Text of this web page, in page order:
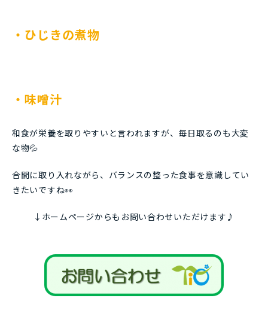
・ひじきの煮物
・味噌汁
和食が栄養を取りやすいと言われますが、毎日取るのも大変
な物💦
合間に取り入れながら、バランスの整った食事を意識してい
きたいですね👀
↓ホームページからもお問い合わせいただけます♪